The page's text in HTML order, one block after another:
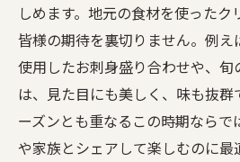
しめます。地元の食材を使ったク
皆様の期待を裏切りません。例え
使用したお刺身盛り合わせや、
は、見た目にも美しく、味も抜群
ーズンとも重なるこの時期ならで
や家族とシェアして楽しむのに最